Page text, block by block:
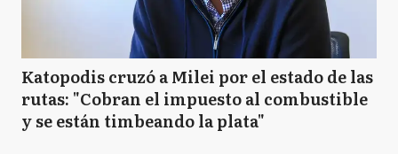
Katopodis cruzó a Milei por el estado de las
rutas: "Cobran el impuesto al combustible
y se están timbeando la plata"